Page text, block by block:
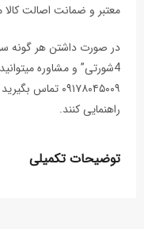
معتبر و ضمانت اصالت کالا
در صورت داشتن هر گونه
۰۹۱۷۸۰۴۵۰۰۹
راهنمایی کنند.
توضیحات تکمیلی